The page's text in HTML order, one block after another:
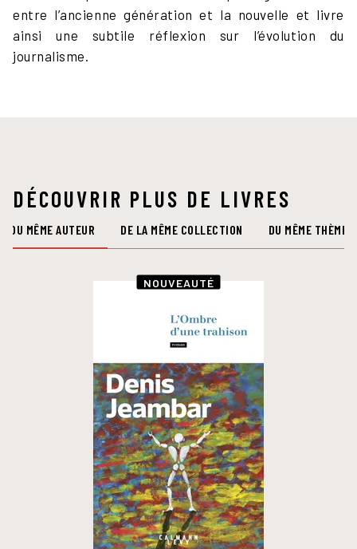
entre l’ancienne génération et la nouvelle et livre
ainsi une subtile réflexion sur l’évolution du
journalisme.
DÉCOUVRIR PLUS DE LIVRES
DU MÊME AUTEUR DE LA MÊME COLLECTION DU MÊME THÈME
NOUVEAUTÉ